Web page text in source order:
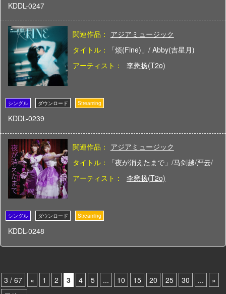
KDDL-0247
関連作品： アジアミュージック
タイトル：
「烦(Fine)」/ Abby(吉星月)
アーティスト：
李懋扬(T2o)
KDDL-0239
関連作品： アジアミュージック
タイトル：
「夜が消えたまで」/马剑越/严云/
アーティスト：
李懋扬(T2o)
KDDL-0248
3 / 67 « 1 2 3 4 5 ... 10 15 20 25 30 ...
»